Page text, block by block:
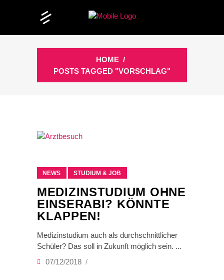
HOME /
POSTS TAGGED "VORSCHLAG"
NEWS STUDIUM & JOB
MEDIZINSTUDIUM OHNE
EINSERABI? KÖNNTE
KLAPPEN!
Medizinstudium auch als durchschnittlicher
Schüler? Das soll in Zukunft möglich sein.
07/12/2018